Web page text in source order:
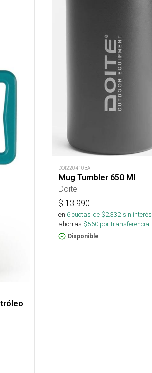
DOI220410BA
Mug Tumbler 650 Ml
Doite
$ 13.990
en 6cuotas de $2.332sin interés
ahorras $560 por transferencia.
Disponible